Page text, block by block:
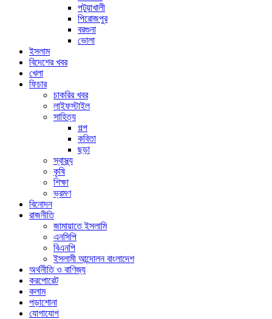
পটুয়াখালী
পিরোজপুর
বরগুনা
ভোলা
ইসলাম
বিদেশের খবর
খেলা
ফিচার
চাকরির খবর
লাইফস্টাইল
সাহিত্য
গল্প
কবিতা
ছড়া
স্বাস্থ্য
কৃষি
শিক্ষা
ভ্রমণ
বিনোদন
রাজনীতি
জামায়াতে ইসলামি
এনসিপি
বিএনপি
ইসলামী আন্দোলন বাংলাদেশ
অর্থনীতি ও বাণিজ্য
করপোরেট
কলাম
পড়াশোনা
যোগাযোগ